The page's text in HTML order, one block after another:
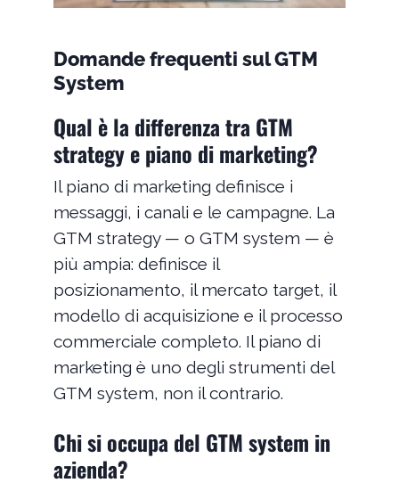
Domande frequenti sul GTM
System
Qual è la differenza tra GTM
strategy e piano di marketing?
Il piano di marketing definisce i
messaggi, i canali e le campagne. La
GTM strategy — o GTM system — è
più ampia: definisce il
posizionamento, il mercato target, il
modello di acquisizione e il processo
commerciale completo. Il piano di
marketing è uno degli strumenti del
GTM system, non il contrario.
Chi si occupa del GTM system in
azienda?